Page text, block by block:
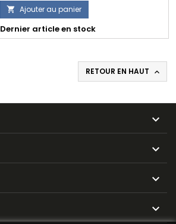
 Ajouter au panier
Dernier article en stock
RETOUR EN HAUT 



